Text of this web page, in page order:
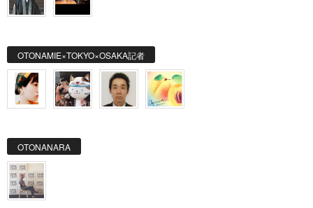
OTONAMIE×TOKYO×OSAKA記者
OTONANARA